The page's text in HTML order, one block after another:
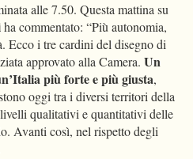
alle 7.50. Questa mattina su
ha commentato: “Più autonomia,
Ecco i tre cardini del disegno di
approvato alla Camera. Un
più forte e più giusta,
oggi tra i diversi territori della
qualitativi e quantitativi delle
Avanti così, nel rispetto degli